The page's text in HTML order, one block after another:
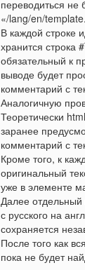
переводиться не
«/lang/en/
В каждой строке
хранится строка
обязательный к
выводе будет
комментарий с
Аналогичную
Теоретически
заранее
комментарий с
Кроме того, к
оригинальный
уже в элементе
Далее
с русского на
сохраняется
После того как
пока не будет